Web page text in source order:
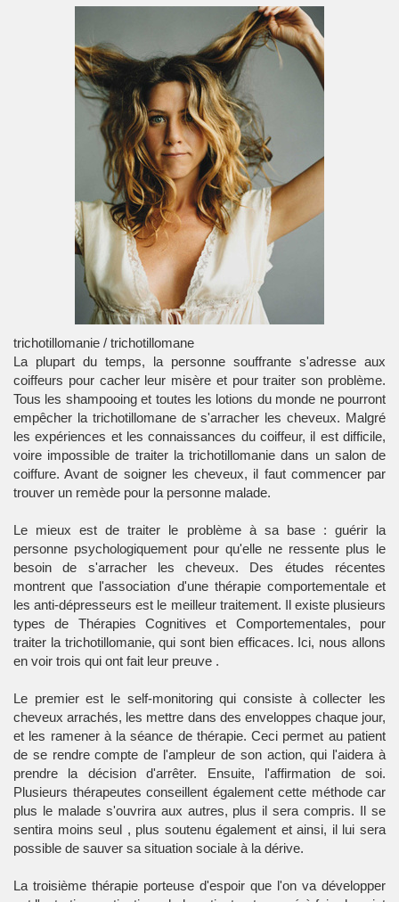
trichotillomanie / trichotillomane
La plupart du temps, la personne souffrante s'adresse aux
coiffeurs pour cacher leur misère et pour traiter son problème.
Tous les shampooing et toutes les lotions du monde ne pourront
empêcher la trichotillomane de s'arracher les cheveux. Malgré
les expériences et les connaissances du coiffeur, il est difficile,
voire impossible de traiter la trichotillomanie dans un salon de
coiffure. Avant de soigner les cheveux, il faut commencer par
trouver un remède pour la personne malade.
Le mieux est de traiter le problème à sa base : guérir la
personne psychologiquement pour qu'elle ne ressente plus le
besoin de s'arracher les cheveux. Des études récentes
montrent que l'association d'une thérapie comportementale et
les anti-dépresseurs est le meilleur traitement. Il existe plusieurs
types de Thérapies Cognitives et Comportementales, pour
traiter la trichotillomanie, qui sont bien efficaces. Ici, nous allons
en voir trois qui ont fait leur preuve .
Le premier est le self-monitoring qui consiste à collecter les
cheveux arrachés, les mettre dans des enveloppes chaque jour,
et les ramener à la séance de thérapie. Ceci permet au patient
de se rendre compte de l'ampleur de son action, qui l'aidera à
prendre la décision d'arrêter. Ensuite, l'affirmation de soi.
Plusieurs thérapeutes conseillent également cette méthode car
plus le malade s'ouvrira aux autres, plus il sera compris. Il se
sentira moins seul , plus soutenu également et ainsi, il lui sera
possible de sauver sa situation sociale à la dérive.
La troisième thérapie porteuse d'espoir que l'on va développer